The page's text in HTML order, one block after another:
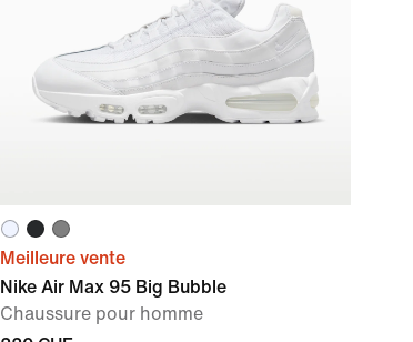
Meilleure vente
Nike Air Max 95 Big Bubble
Chaussure pour homme